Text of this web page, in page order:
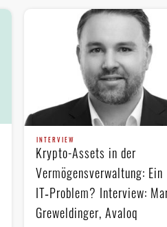
INTERVIEW
Krypto-Assets in der
Vermögensverwaltung: Ein
IT‑Problem? Interview:
Greweldinger, Avaloq